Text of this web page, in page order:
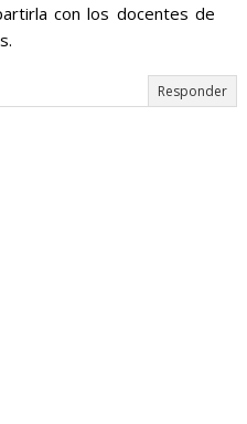
con los docentes de
Responder